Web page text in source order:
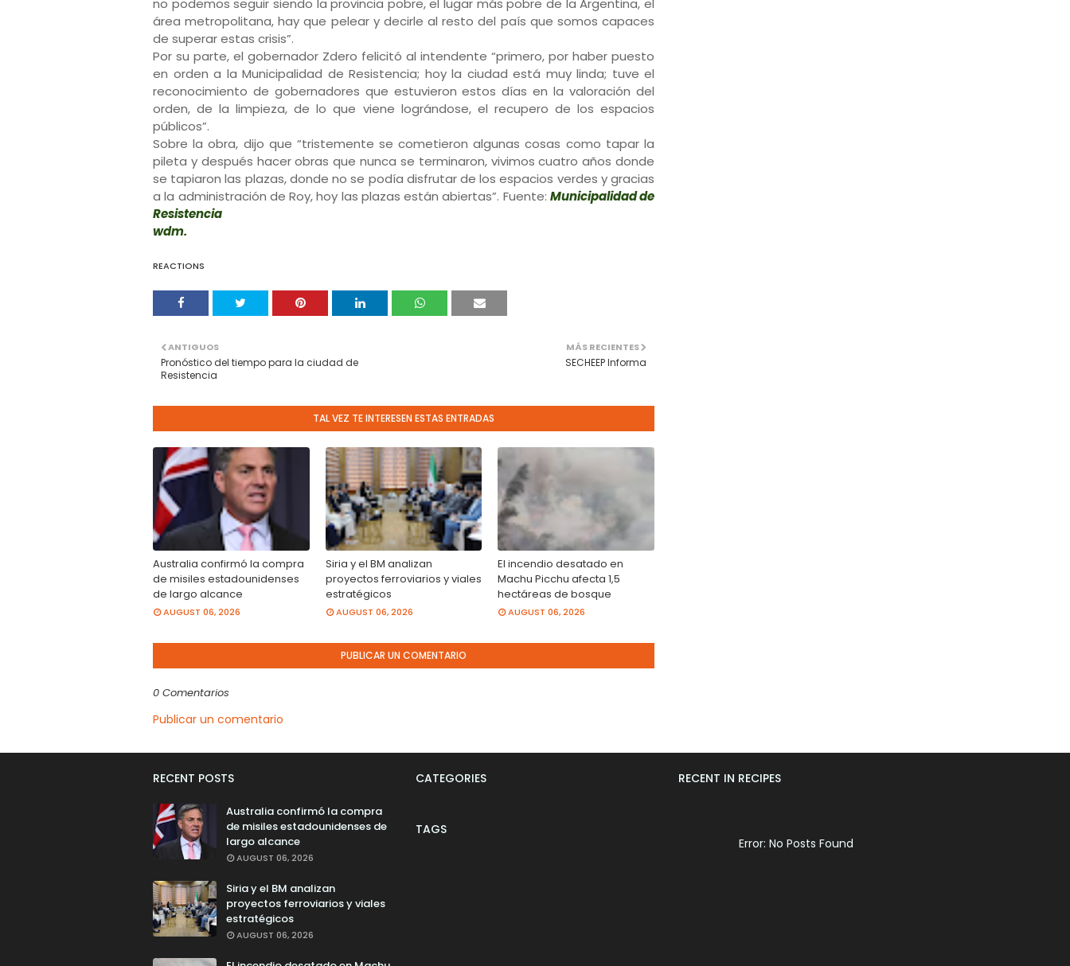
no podemos seguir siendo la provincia pobre, el lugar más pobre de la Argentina, el
área metropolitana, hay que pelear y decirle al resto del país que somos capaces
de superar estas crisis”.
Por su parte, el gobernador Zdero felicitó al intendente “primero, por haber puesto
en orden a la Municipalidad de Resistencia; hoy la ciudad está muy linda; tuve el
reconocimiento de gobernadores que estuvieron estos días en la valoración del
orden, de la limpieza, de lo que viene lográndose, el recupero de los espacios
públicos”.
Sobre la obra, dijo que “tristemente se cometieron algunas cosas como tapar la
pileta y después hacer obras que nunca se terminaron, vivimos cuatro años donde
se tapiaron las plazas, donde no se podía disfrutar de los espacios verdes y gracias
a la administración de Roy, hoy las plazas están abiertas”. Fuente: Municipalidad de
Resistencia
wdm.
REACTIONS
MÁS RECIENTES
SECHEEP Informa
ANTIGUOS
Pronóstico del tiempo para la ciudad de
Resistencia
TAL VEZ TE INTERESEN ESTAS ENTRADAS
Australia confirmó la compra
de misiles estadounidenses
de largo alcance
AUGUST 06, 2026
Siria y el BM analizan
proyectos ferroviarios y viales
estratégicos
AUGUST 06, 2026
El incendio desatado en
Machu Picchu afecta 1,5
hectáreas de bosque
AUGUST 06, 2026
PUBLICAR UN COMENTARIO
0 Comentarios
Publicar un comentario
RECENT POSTS
Australia confirmó la compra
de misiles estadounidenses de
largo alcance
AUGUST 06, 2026
Siria y el BM analizan
proyectos ferroviarios y viales
estratégicos
AUGUST 06, 2026
CATEGORIES
TAGS
RECENT IN RECIPES
Error: No Posts Found